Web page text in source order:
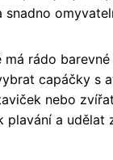
má rádo
capáčky s
nebo
plavání a udělat